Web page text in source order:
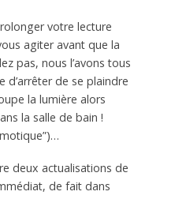
votre lecture
agiter avant que la
pas, nous l’avons tous
de se plaindre
la lumière alors
la salle de bain !
deux actualisations de
de fait dans